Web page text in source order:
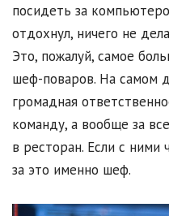
посидеть за
отдохнул, ничего не
Это, пожалуй, самое
шеф-поваров. На самом
громадная
команду, а вообще за
в ресторан. Если с ними
за это именно шеф.